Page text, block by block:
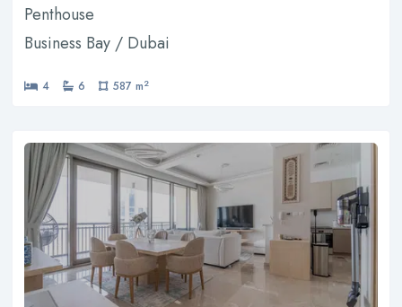
Penthouse
Business Bay / Dubai
4 6 587 m2